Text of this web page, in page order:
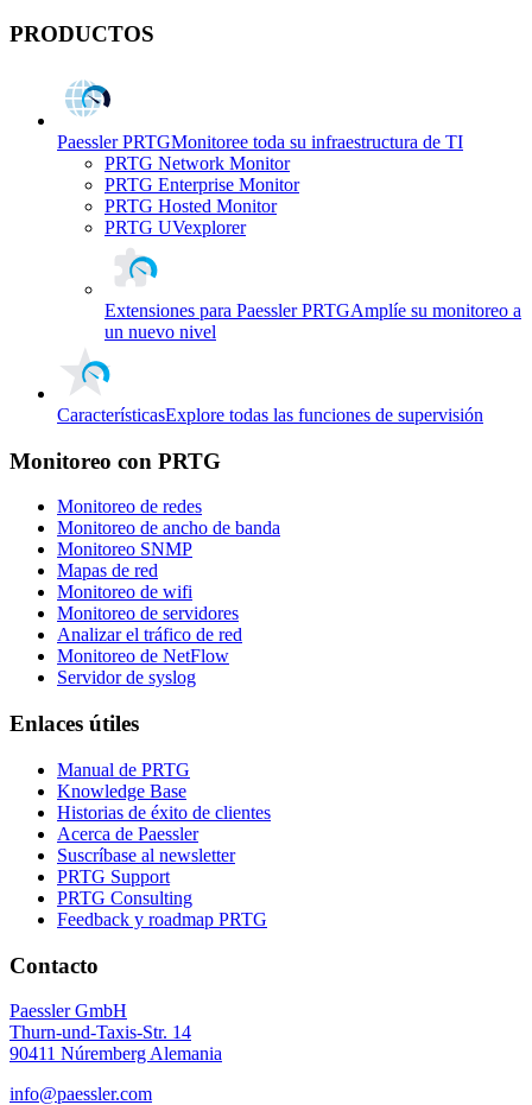
PRODUCTOS
Paessler PRTGMonitoree toda su infraestructura de TI
PRTG Network Monitor
PRTG Enterprise Monitor
PRTG Hosted Monitor
PRTG UVexplorer
Extensiones para Paessler PRTGAmplíe su monitoreo a
un nuevo nivel
CaracterísticasExplore todas las funciones de supervisión
Monitoreo con PRTG
Monitoreo de redes
Monitoreo de ancho de banda
Monitoreo SNMP
Mapas de red
Monitoreo de wifi
Monitoreo de servidores
Analizar el tráfico de red
Monitoreo de NetFlow
Servidor de syslog
Enlaces útiles
Manual de PRTG
Knowledge Base
Historias de éxito de clientes
Acerca de Paessler
Suscríbase al newsletter
PRTG Support
PRTG Consulting
Feedback y roadmap PRTG
Contacto
Paessler GmbH
Thurn-und-Taxis-Str. 14
90411 Núremberg Alemania
info@paessler.com